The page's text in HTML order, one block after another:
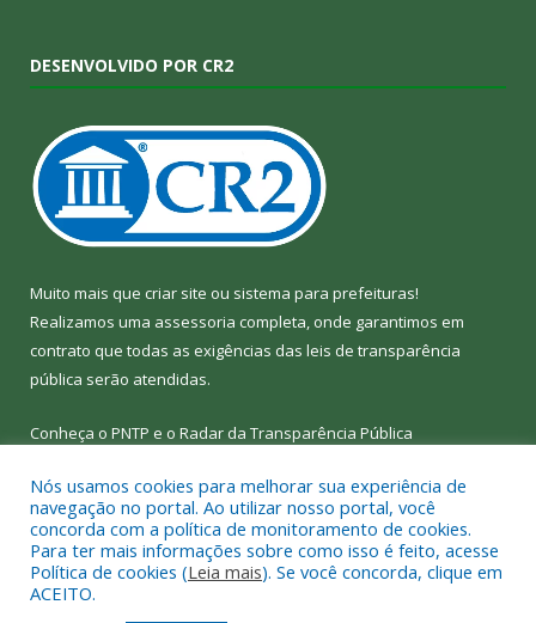
DESENVOLVIDO POR CR2
Muito mais que criar site ou sistema para prefeituras!
Realizamos uma assessoria completa, onde garantimos em
contrato que todas as exigências das leis de transparência
pública serão atendidas.
Conheça o PNTP e o Radar da Transparência Pública
Todos os direitos reservados a Câmara Municipal de Bom Jesus
do Tocantins.
Nós usamos cookies para melhorar sua experiência de
navegação no portal. Ao utilizar nosso portal, você
concorda com a política de monitoramento de cookies.
Para ter mais informações sobre como isso é feito, acesse
Política de cookies (Leia mais). Se você concorda, clique em
ACEITO.